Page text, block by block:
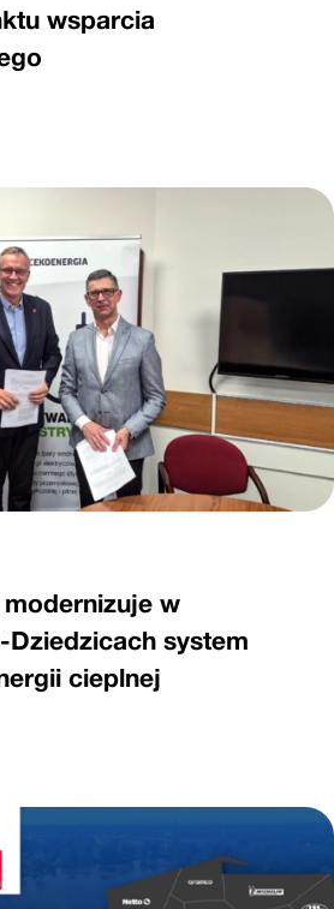
wsparcia
w
system
cieplnej